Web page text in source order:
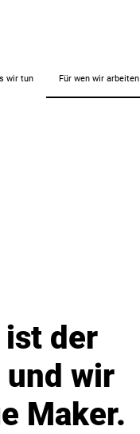
wir tun Für wen wir arbeiten
der
und wir
Maker.